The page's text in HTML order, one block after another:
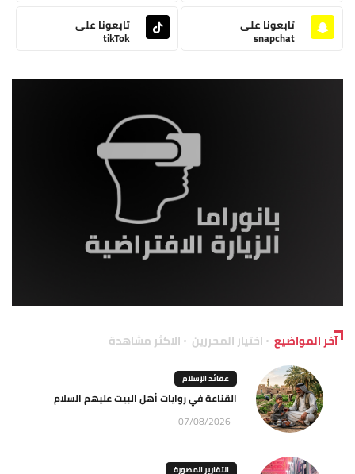
تابعونا على
snapchat
تابعونا على
tikTok
آخر المواضيع اختيار المحررين الاكثر مشاهدة
عقائد الإسلام
القناعة في روايات أهل البيت عليهم السلام
07/08/2026
التقارير المصورة